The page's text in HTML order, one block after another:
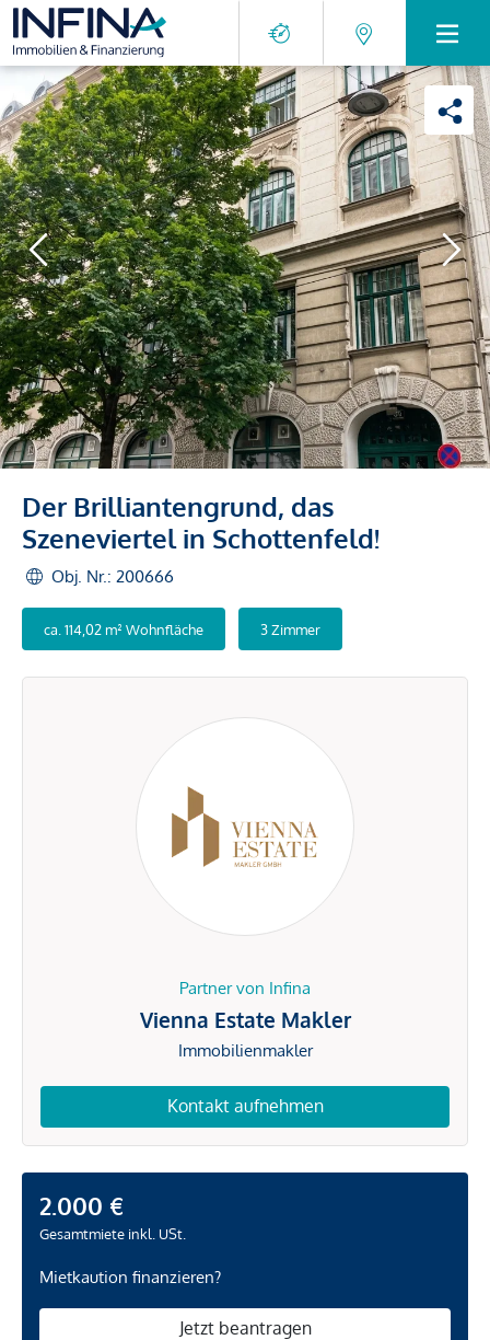
Der Brilliantengrund, das
Szeneviertel in Schottenfeld!
Obj. Nr.: 200666
ca. 114,02 m² Wohnfläche 3 Zimmer
Partner von Infina
Vienna Estate Makler
Immobilienmakler
Kontakt aufnehmen
2.000 €
Gesamtmiete inkl. USt.
Mietkaution finanzieren?
Jetzt beantragen